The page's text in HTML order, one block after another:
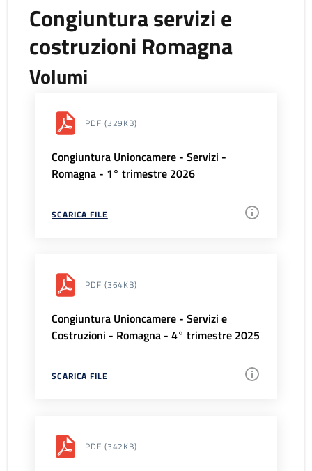
Congiuntura servizi e
costruzioni Romagna
Volumi
PDF (329KB)
Congiuntura Unioncamere - Servizi -
Romagna - 1° trimestre 2026
SCARICA FILE
PDF (364KB)
Congiuntura Unioncamere - Servizi e
Costruzioni - Romagna - 4° trimestre 2025
SCARICA FILE
PDF (342KB)